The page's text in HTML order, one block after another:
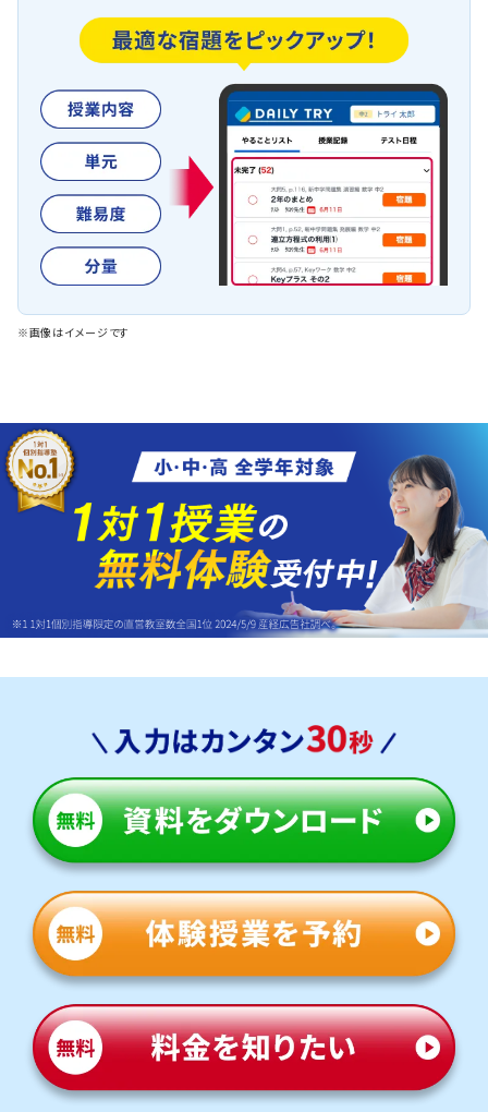
※画像はイメージです